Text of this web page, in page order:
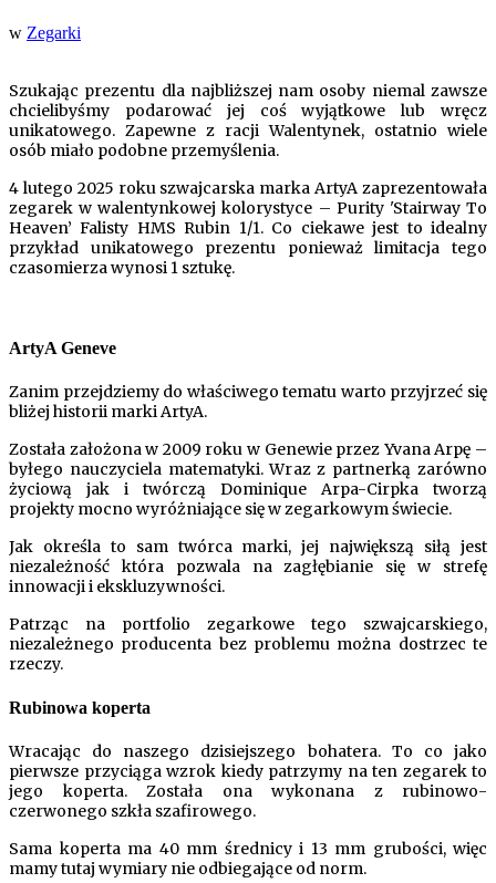
w Zegarki
Szukając prezentu dla najbliższej nam osoby niemal zawsze
chcielibyśmy podarować jej coś wyjątkowe lub wręcz
unikatowego. Zapewne z racji Walentynek, ostatnio wiele
osób miało podobne przemyślenia.
4 lutego 2025 roku szwajcarska marka ArtyA zaprezentowała
zegarek w walentynkowej kolorystyce – Purity 'Stairway To
Heaven’ Falisty HMS Rubin 1/1. Co ciekawe jest to idealny
przykład unikatowego prezentu ponieważ limitacja tego
czasomierza wynosi 1 sztukę.
ArtyA Geneve
Zanim przejdziemy do właściwego tematu warto przyjrzeć się
bliżej historii marki ArtyA.
Została założona w 2009 roku w Genewie przez Yvana Arpę –
byłego nauczyciela matematyki. Wraz z partnerką zarówno
życiową jak i twórczą Dominique Arpa-Cirpka tworzą
projekty mocno wyróżniające się w zegarkowym świecie.
Jak określa to sam twórca marki, jej największą siłą jest
niezależność która pozwala na zagłębianie się w strefę
innowacji i ekskluzywności.
Patrząc na portfolio zegarkowe tego szwajcarskiego,
niezależnego producenta bez problemu można dostrzec te
rzeczy.
Rubinowa koperta
Wracając do naszego dzisiejszego bohatera. To co jako
pierwsze przyciąga wzrok kiedy patrzymy na ten zegarek to
jego koperta. Została ona wykonana z rubinowo-
czerwonego szkła szafirowego.
Sama koperta ma 40 mm średnicy i 13 mm grubości, więc
mamy tutaj wymiary nie odbiegające od norm.